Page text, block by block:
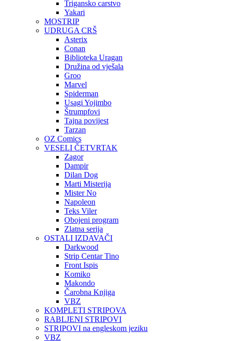
Trigansko carstvo
Yakari
MOSTRIP
UDRUGA CRŠ
Asterix
Conan
Biblioteka Uragan
Družina od vješala
Groo
Marvel
Spiderman
Usagi Yojimbo
Štrumpfovi
Tajna povijest
Tarzan
OZ Comics
VESELI ČETVRTAK
Zagor
Dampir
Dilan Dog
Marti Misterija
Mister No
Napoleon
Teks Viler
Obojeni program
Zlatna serija
OSTALI IZDAVAČI
Darkwood
Strip Centar Tino
Front Ispis
Komiko
Makondo
Čarobna Knjiga
VBZ
KOMPLETI STRIPOVA
RABLJENI STRIPOVI
STRIPOVI na engleskom jeziku
VBZ